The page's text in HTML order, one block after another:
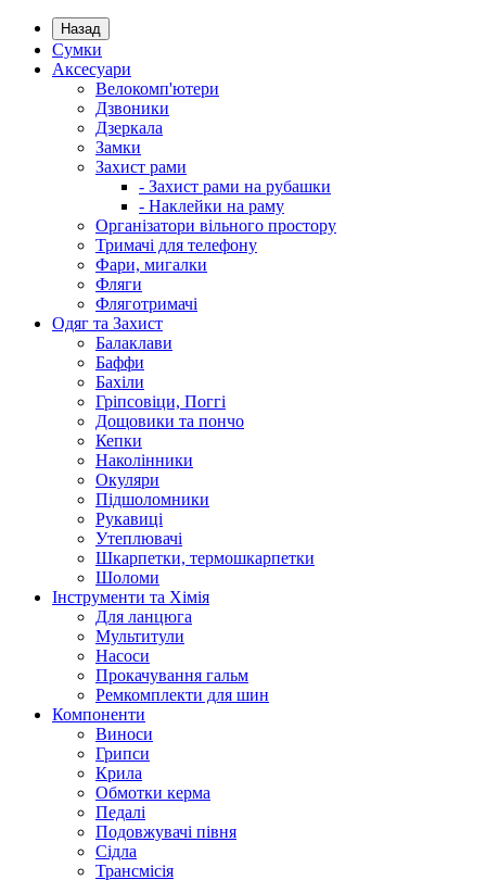
Назад
Сумки
Аксесуари
Велокомп'ютери
Дзвоники
Дзеркала
Замки
Захист рами
- Захист рами на рубашки
- Наклейки на раму
Організатори вільного простору
Тримачі для телефону
Фари, мигалки
Фляги
Фляготримачі
Одяг та Захист
Балаклави
Баффи
Бахіли
Гріпсовіци, Поггі
Дощовики та пончо
Кепки
Наколінники
Окуляри
Підшоломники
Рукавиці
Утеплювачі
Шкарпетки, термошкарпетки
Шоломи
Інструменти та Хімія
Для ланцюга
Мультитули
Насоси
Прокачування гальм
Ремкомплекти для шин
Компоненти
Виноси
Грипси
Крила
Обмотки керма
Педалі
Подовжувачі півня
Сідла
Трансмісія